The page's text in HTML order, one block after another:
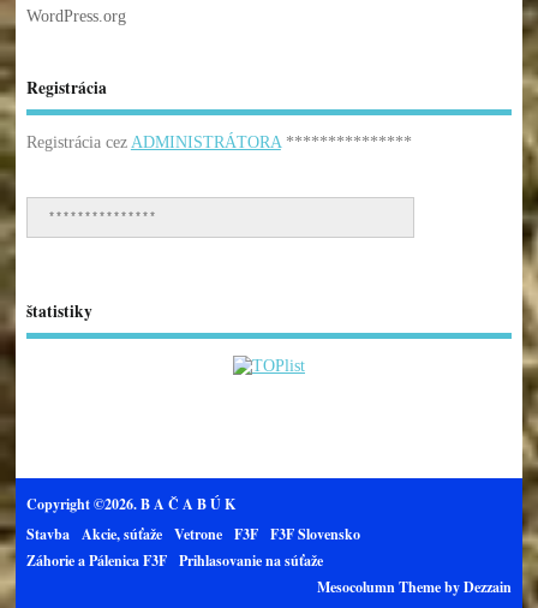
WordPress.org
Registrácia
Registrácia cez ADMINISTRÁTORA***************
***************
štatistiky
Copyright ©2026. B A Č A B Ú K
Stavba Akcie, súťaže Vetrone F3F F3F Slovensko
Záhorie a Pálenica F3F Prihlasovanie na súťaže
Mesocolumn Theme by Dezzain